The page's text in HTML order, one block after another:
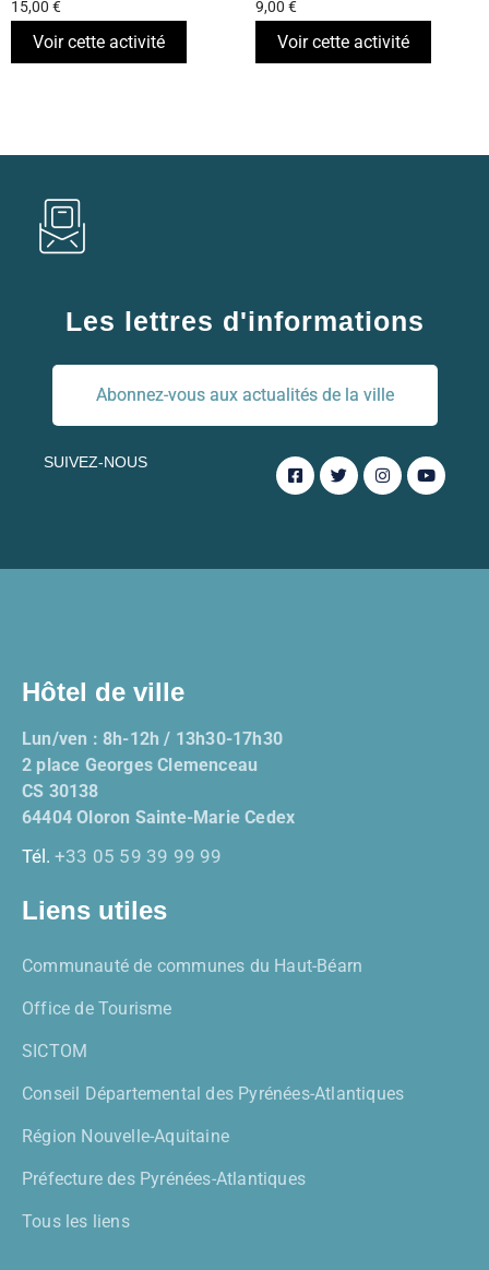
15,00 €
Voir cette activité
9,00 €
Voir cette activité
Les lettres d'informations
Abonnez-vous aux actualités de la ville
SUIVEZ-NOUS
Hôtel de ville
Lun/ven : 8h-12h / 13h30-17h30
2 place Georges Clemenceau
CS 30138
64404 Oloron Sainte-Marie Cedex
Tél. +33 05 59 39 99 99
Liens utiles
Communauté de communes du Haut-Béarn
Office de Tourisme
SICTOM
Conseil Départemental des Pyrénées-Atlantiques
Région Nouvelle-Aquitaine
Préfecture des Pyrénées-Atlantiques
Tous les liens